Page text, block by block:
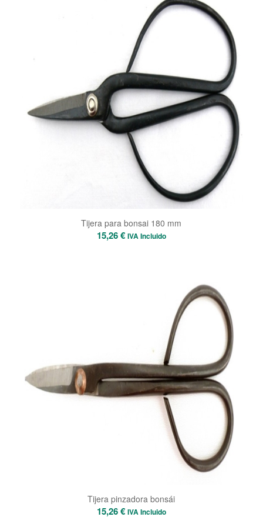
Tijera para bonsai 180 mm
15,26€ IVA Incluido
Tijera pinzadora bonsái
15,26€ IVA Incluido